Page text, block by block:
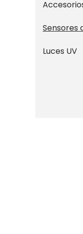
Sensores
Luces UV